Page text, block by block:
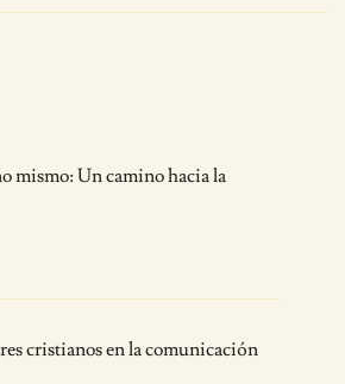
mismo: Un camino hacia la
cristianos en la comunicación